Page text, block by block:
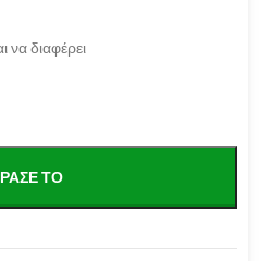
να διαφέρει
ΤΟ